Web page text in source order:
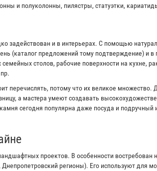
и полуколонны, пилястры, статуэтки,
задействован и в интерьерах. С помощью
(каталог предложений тому подтверждение) и
столов, рабочие поверхности на кухне,
перечислять, потому что их великое
а мастера умеют создавать
сегодня популярна даже посуда и
проектов. В особенности
регионы). Его используют для